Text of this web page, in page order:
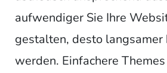
aufwendiger Sie Ihre
gestalten, desto langsamer
werden. Einfachere